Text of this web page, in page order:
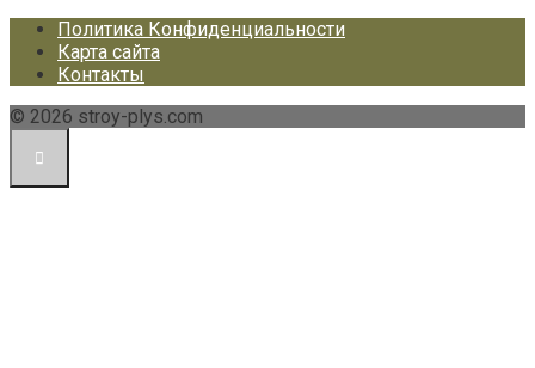
Политика Конфиденциальности
Карта сайта
Контакты
© 2026 stroy-plys.com